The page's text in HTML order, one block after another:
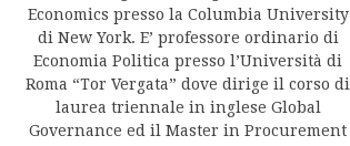
Economics presso la Columbia University
di New York. E’ professore ordinario di
Economia Politica presso l’Università di
Roma “Tor Vergata” dove dirige il corso di
laurea triennale in inglese Global
Governance ed il Master in Procurement